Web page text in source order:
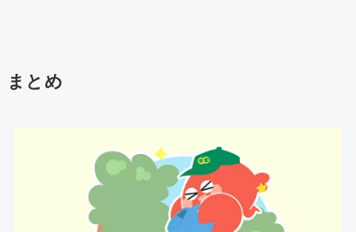
まとめ